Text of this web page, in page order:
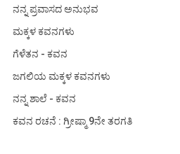
ನನ್ನ ಪ್ರವಾಸದ ಅನುಭವ
ಮಕ್ಕಳ ಕವನಗಳು
ಗೆಳೆತನ - ಕವನ
ಜಗಲಿಯ ಮಕ್ಕಳ ಕವನಗಳು
ನನ್ನ ಶಾಲೆ - ಕವನ
ಕವನ ರಚನೆ : ಗ್ರೀಷ್ಮಾ 9ನೇ ತರಗತಿ